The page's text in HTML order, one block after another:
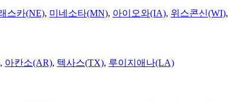
스카(NE), 미네소타(MN), 아이오와(IA), 위스콘신(WI),
, 아칸소(AR), 텍사스(TX), 루이지애나(LA)